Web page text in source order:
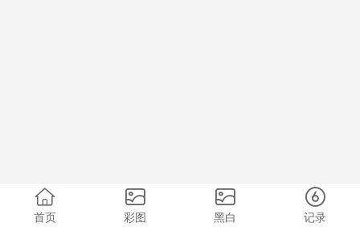
首页 彩图 黑白 记录